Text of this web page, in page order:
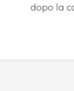
dopo la